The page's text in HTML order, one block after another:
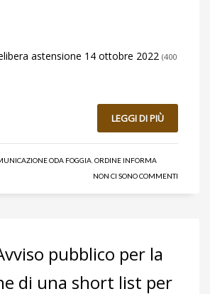
astensione 14 ottobre 2022 (400
LEGGI DI PIÙ
ODA FOGGIA ORDINE INFORMA
NON CI SONO COMMENTI
pubblico per la
di una short list per